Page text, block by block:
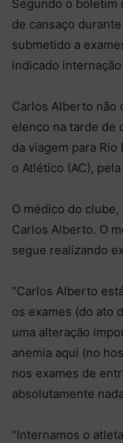
Segundo o boletim
de cansaço
submetido a
indicado
Carlos Alberto não
elenco na tarde de
da viagem para
o Atlético (AC),
O médico do
Carlos Alberto. O
segue realizando
“Carlos Alberto
os exames (do ato
uma alteração
anemia aqui (no
nos exames de
absolutamente
“Internamos o